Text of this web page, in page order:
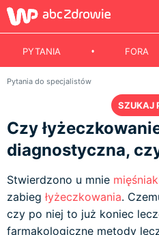
PYTANIA FORA
Pytania do specjalistów
SZUKAJ
Czy
diagnostyczna,
Stwierdzono u mnie
zabieg łyżeczkowania.
czy po niej to już koniec
farmakologiczne metody